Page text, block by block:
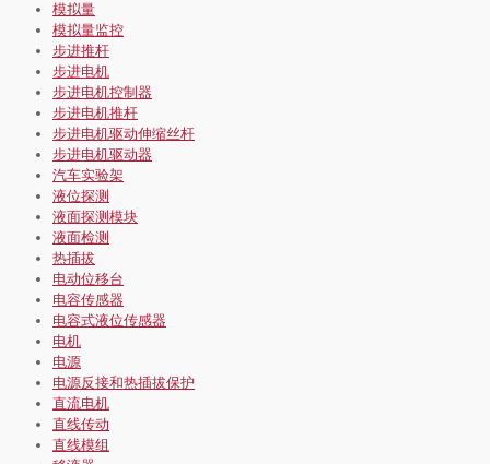
模拟量
模拟量监控
步进推杆
步进电机
步进电机控制器
步进电机推杆
步进电机驱动伸缩丝杆
步进电机驱动器
汽车实验架
液位探测
液面探测模块
液面检测
热插拔
电动位移台
电容传感器
电容式液位传感器
电机
电源
电源反接和热插拔保护
直流电机
直线传动
直线模组